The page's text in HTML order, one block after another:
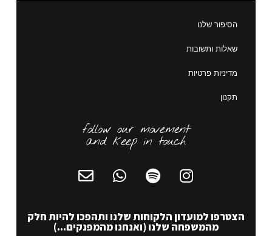
הסיפור שלנו
שאלות ותשובות
מדיניות פרטיות
תקנון
follow our movement
and keep in touch
הצטרפו למועדון הלקוחות שלנו ותהפכו להיות חלק
מהמשפחה שלנו (ואנחנו מהמפנקים...)